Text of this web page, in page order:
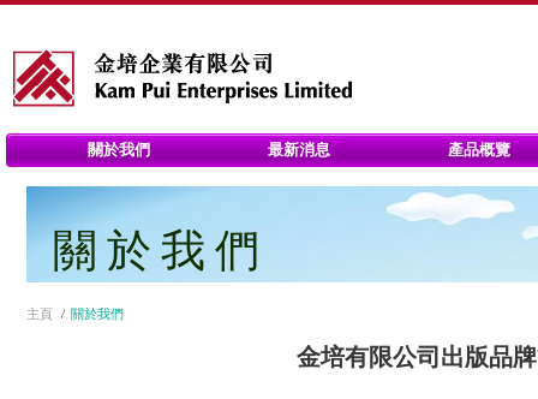
關於我們 最新消息 產品概覽
關於我們
主頁 關於我們
金培有限公司出版品